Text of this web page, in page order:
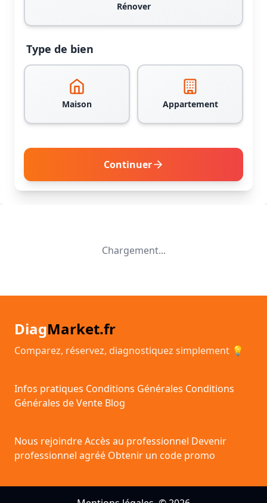
Rénover
Type de bien
Maison Appartement
Continuer
Chargement...
DiagMarket.fr
Comparez, réservez, diagnostiquez simplement 💡
Infos pratiques Conditions Générales Conditions
Générales de Vente Blog
Nous rejoindreAccès au professionnel Devenir
professionnel agréé Obtenir un code promo